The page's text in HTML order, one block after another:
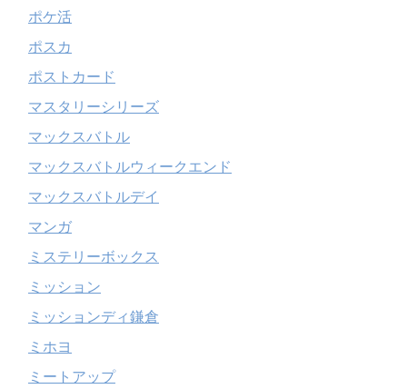
ポケ活
ポスカ
ポストカード
マスタリーシリーズ
マックスバトル
マックスバトルウィークエンド
マックスバトルデイ
マンガ
ミステリーボックス
ミッション
ミッションディ鎌倉
ミホヨ
ミートアップ